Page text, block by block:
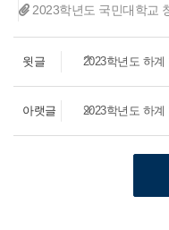
2023학년도 국민대학교
윗글 2023학년도 하
아랫글 2023학년도 하